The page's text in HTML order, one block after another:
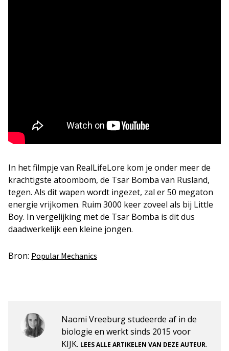
In het filmpje van RealLifeLore kom je onder meer de
krachtigste atoombom, de Tsar Bomba van Rusland,
tegen. Als dit wapen wordt ingezet, zal er 50 megaton
energie vrijkomen. Ruim 3000 keer zoveel als bij Little
Boy. In vergelijking met de Tsar Bomba is dit dus
daadwerkelijk een kleine jongen.
Bron: Popular Mechanics
Naomi Vreeburg studeerde af in de
biologie en werkt sinds 2015 voor
KIJK. LEES ALLE ARTIKELEN VAN DEZE AUTEUR.